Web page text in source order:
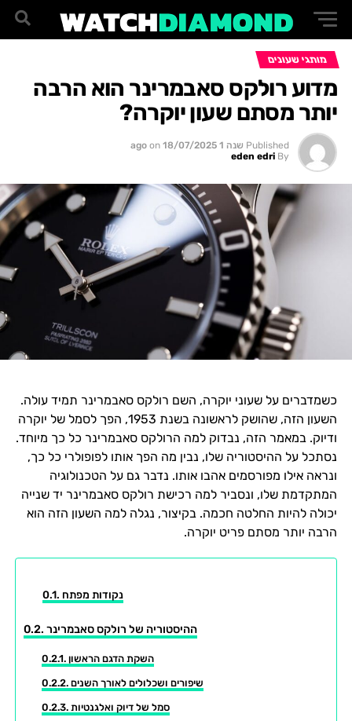
מותגי שעונים
מדוע רולקס סאבמרינר הוא הרבה
יותר מסתם שעון יוקרה?
Published שנה 1 ago on 18/07/2025
By
eden edri
כשמדברים על שעוני יוקרה, השם רולקס סאבמרינר תמיד עולה.
השעון הזה, שהושק לראשונה בשנת 1953, הפך לסמל של יוקרה
ודיוק. במאמר הזה, נבדוק למה הרולקס סאבמרינר כל כך מיוחד.
נסתכל על ההיסטוריה שלו, נבין מה הפך אותו לפופולרי כל כך,
ונראה אילו מפורסמים אהבו אותו. נדבר גם על הטכנולוגיה
המתקדמת שלו, ונסביר למה רכישת רולקס סאבמרינר יד שנייה
יכולה להיות החלטה חכמה. בקיצור, נגלה למה השעון הזה הוא
הרבה יותר מסתם פריט יוקרה.
נקודות מפתח
ההיסטוריה של רולקס סאבמרינר
השקת הדגם הראשון
שיפורים ושכלולים לאורך השנים
סמל של דיוק ואלגנטיות